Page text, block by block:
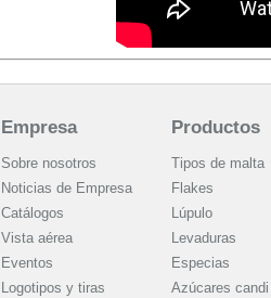
Empresa
Sobre nosotros
Noticias de Empresa
Catálogos
Vista aérea
Eventos
Logotipos y tiras
Productos
Tipos de malta
Flakes
Lúpulo
Levaduras
Especias
Azúcares candi